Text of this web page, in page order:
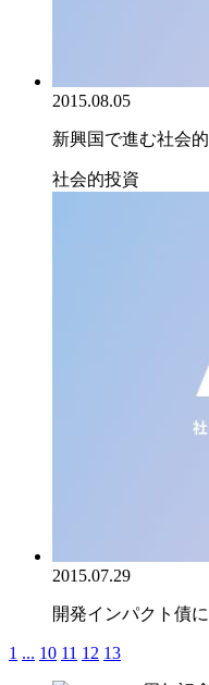
2015.08.05
新興国で進む社会
社会的投資
2015.07.29
開発インパクト債
1 ... 10 11 12 13